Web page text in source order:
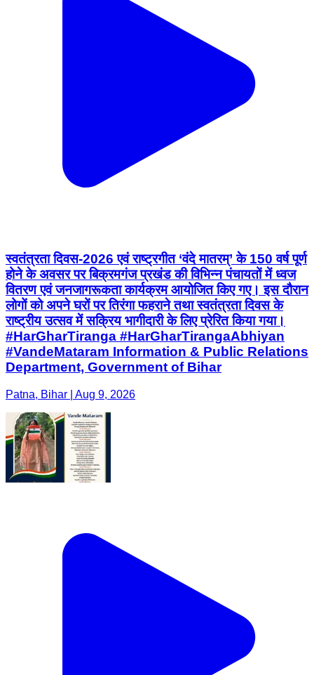
स्वतंत्रता दिवस-2026 एवं राष्ट्रगीत ‘वंदे मातरम्’ के 150 वर्ष पूर्ण
होने के अवसर पर बिक्रमगंज प्रखंड की विभिन्न पंचायतों में ध्वज
वितरण एवं जनजागरूकता कार्यक्रम आयोजित किए गए। इस दौरान
लोगों को अपने घरों पर तिरंगा फहराने तथा स्वतंत्रता दिवस के
राष्ट्रीय उत्सव में सक्रिय भागीदारी के लिए प्रेरित किया गया।
#HarGharTiranga #HarGharTirangaAbhiyan
#VandeMataram Information & Public Relations
Department, Government of Bihar
Patna, Bihar | Aug 9, 2026